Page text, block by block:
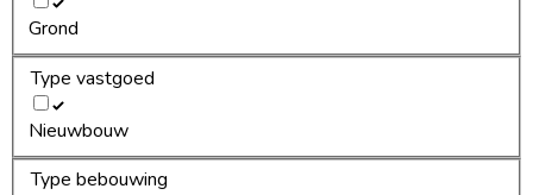
Grond
Type vastgoed
Nieuwbouw
Type bebouwing